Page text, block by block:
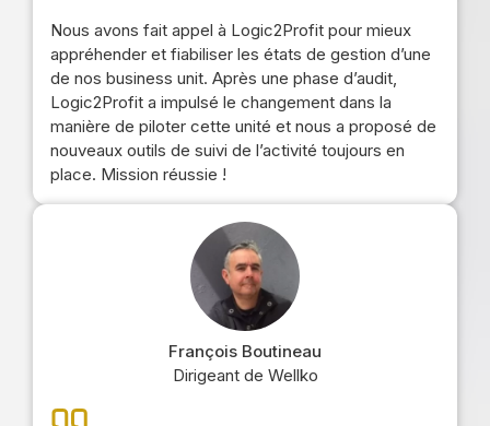
Nous avons fait appel à Logic2Profit pour mieux
appréhender et fiabiliser les états de gestion d’une
de nos business unit. Après une phase d’audit,
Logic2Profit a impulsé le changement dans la
manière de piloter cette unité et nous a proposé de
nouveaux outils de suivi de l’activité toujours en
place. Mission réussie !
François Boutineau
Dirigeant de Wellko